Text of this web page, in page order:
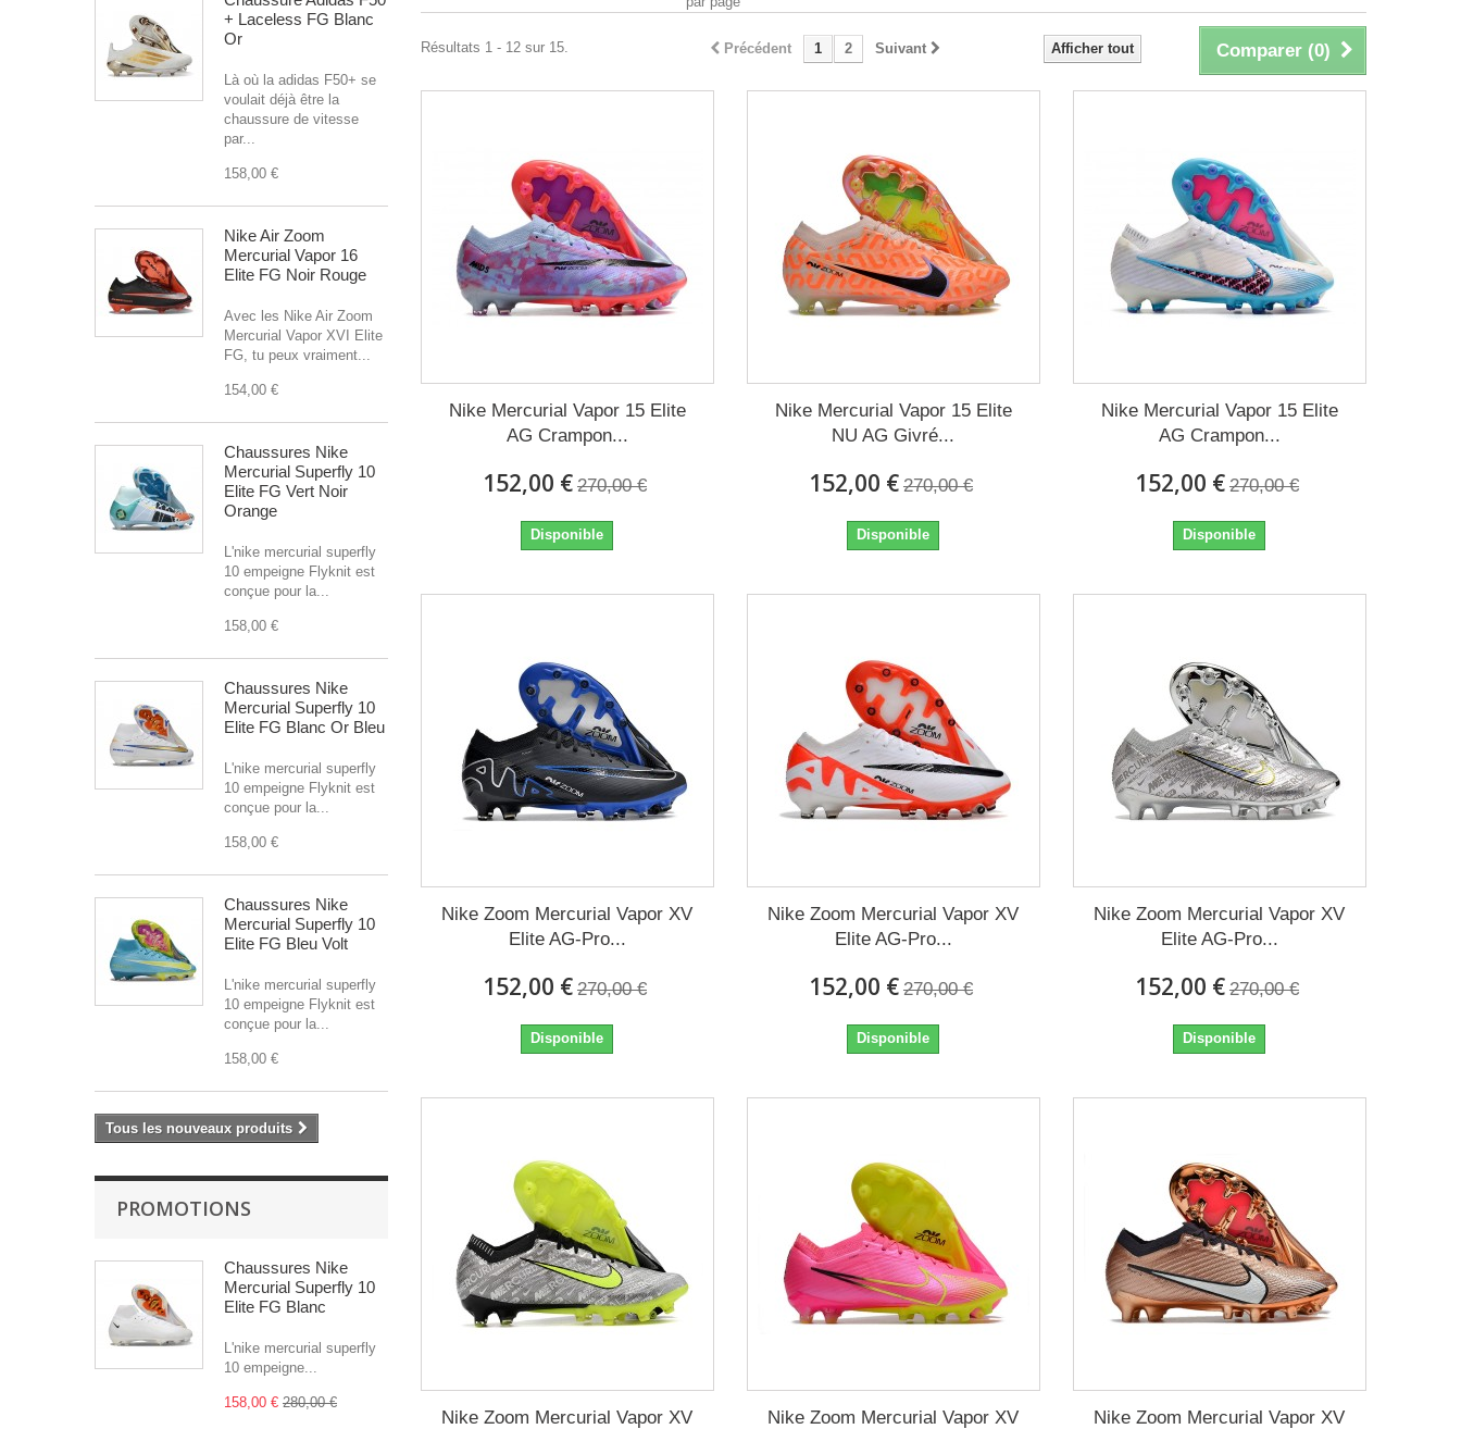
+ Laceless FG Blanc
Or
Là où la adidas F50+ se
voulait déjà être la
chaussure de vitesse
par...
158,00 €
Nike Air Zoom
Mercurial Vapor 16
Elite FG Noir Rouge
Avec les Nike Air Zoom
Mercurial Vapor XVI Elite
FG, tu peux vraiment...
154,00 €
Chaussures Nike
Mercurial Superfly 10
Elite FG Vert Noir
Orange
L'nike mercurial superfly
10 empeigne Flyknit est
conçue pour la...
158,00 €
Chaussures Nike
Mercurial Superfly 10
Elite FG Blanc Or Bleu
L'nike mercurial superfly
10 empeigne Flyknit est
conçue pour la...
158,00 €
Chaussures Nike
Mercurial Superfly 10
Elite FG Bleu Volt
L'nike mercurial superfly
10 empeigne Flyknit est
conçue pour la...
158,00 €
Tous les nouveaux produits
PROMOTIONS
Chaussures Nike
Mercurial Superfly 10
Elite FG Blanc
L'nike mercurial superfly
10 empeigne...
158,00 € 280,00 €
Comparer (0)
Afficher tout
Précédent 1 2 Suivant
Résultats 1 - 12 sur 15.
Nike Mercurial Vapor 15 Elite
AG Crampon...
152,00 € 270,00 €
Disponible
Nike Mercurial Vapor 15 Elite
NU AG Givré...
152,00 € 270,00 €
Disponible
Nike Mercurial Vapor 15 Elite
AG Crampon...
152,00 € 270,00 €
Disponible
Nike Zoom Mercurial Vapor XV
Elite AG-Pro...
152,00 € 270,00 €
Disponible
Nike Zoom Mercurial Vapor XV
Elite AG-Pro...
152,00 € 270,00 €
Disponible
Nike Zoom Mercurial Vapor XV
Elite AG-Pro...
152,00 € 270,00 €
Disponible
Nike Zoom Mercurial Vapor XV
Nike Zoom Mercurial Vapor XV
Nike Zoom Mercurial Vapor XV